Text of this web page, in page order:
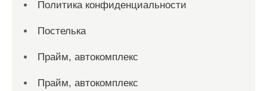
Политика конфиденциальности
Постелька
Прайм, автокомплекс
Прайм, автокомплекс